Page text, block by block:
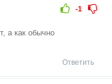
-1
а как обычно
Ответить